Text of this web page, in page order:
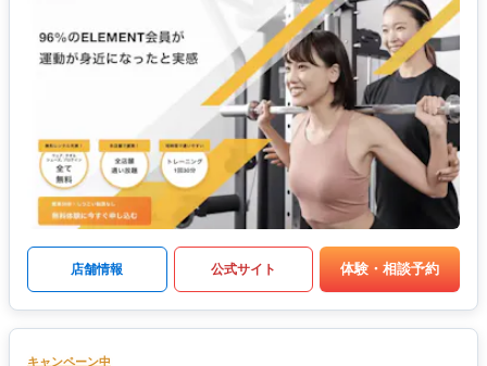
店舗情報 公式サイト 体験・相談予約
キャンペーン中